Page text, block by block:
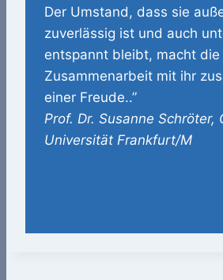
Der Umstand, dass sie
zuverlässig ist und auch
entspannt bleibt, macht die
Zusammenarbeit mit ihr
einer Freude..”
Prof. Dr. Susanne Schröter,
Universität Frankfurt/M